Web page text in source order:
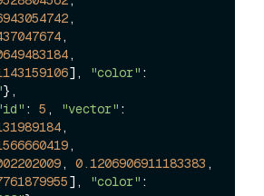
], "color"
},
: 5 , "vector" :
,
, 0.1206906911183383 ,
], "color"